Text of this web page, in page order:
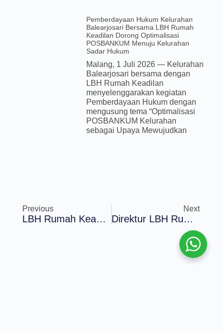
Pemberdayaan Hukum Kelurahan
Balearjosari Bersama LBH Rumah
Keadilan Dorong Optimalisasi
POSBANKUM Menuju Kelurahan
Sadar Hukum
Malang, 1 Juli 2026 — Kelurahan
Balearjosari bersama dengan
LBH Rumah Keadilan
menyelenggarakan kegiatan
Pemberdayaan Hukum dengan
mengusung tema “Optimalisasi
POSBANKUM Kelurahan
sebagai Upaya Mewujudkan
Previous
LBH Rumah Keadilan Menghadiri Undangan Badan Kesatuan Bangsa Dan Politik Kota Malang Dalam Kegiatan Pengawasan Dan Pemberdayaan Ormas
Next
Direktur LBH Rumah Keadilan Secara Langsung Memberikan Pembekalan Kepada 270 Mahasiswa Baru Fakultas Hukum Universitas Merdeka Malang Dalam Kegiatan Pengenalan Kehidupan Kampus Mahasiswa Baru (PKKMB)